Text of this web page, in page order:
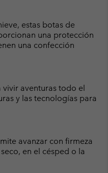
estas botas de
una protección
una confección
aventuras todo el
y las tecnologías para
avanzar con firmeza
en el césped o la